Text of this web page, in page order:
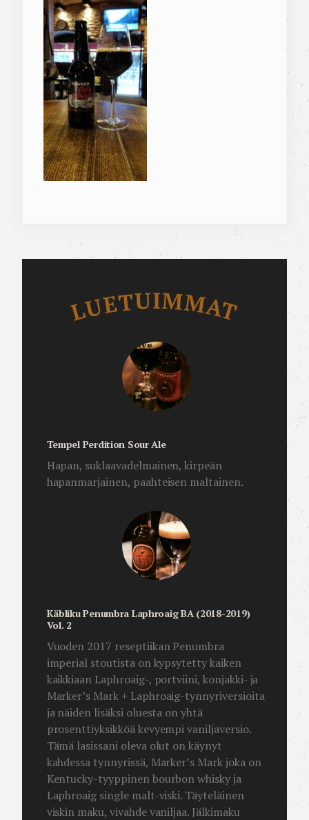
LUETUIMMAT
Tempel Perdition Sour Ale
Hapan, suklaavadelmainen, kirpeän
hapanmarjainen, paahteisen maltainen.
Käbliku Penumbra Laphroaig BA (2018-2019)
Vol. 2
Vuoden 2017 reseptiikan Penumbra
imperial stoutista on kypsytetty kaiken
kaikkiaan Laphroaig-, portviini, konjakki- ja
Marker’s Mark + Laphroaig-tynnyriversioita
ja näiden lisäksi oluesta on yhtä
prosenttiyksikköä kevyempi vaniljaversio.
Tämä lasissani oleva olut on käynyt
kahdessa tynnyrissä, Marker’s Mark joka on
Kentucky-tyyppinen bourbon whisky ja
Laphroaig single malt-viski. Täyteläinen
viskin maku, vivahde vaniljaa. Jälkimaku